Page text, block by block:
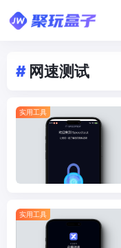
# 网速测试
实用工具
实用工具